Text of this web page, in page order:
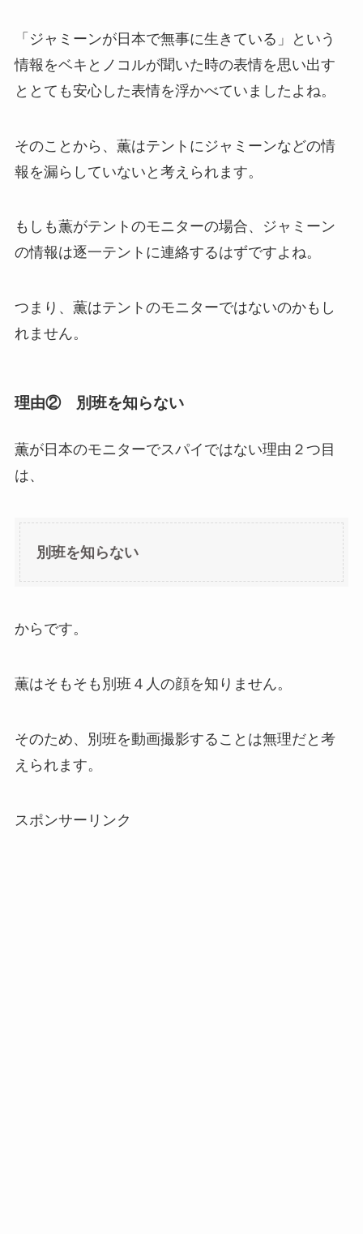
「ジャミーンが日本で無事に生きている」という
情報をベキとノコルが聞いた時の表情を思い出す
ととても安心した表情を浮かべていましたよね。
そのことから、薫はテントにジャミーンなどの情
報を漏らしていないと考えられます。
もしも薫がテントのモニターの場合、ジャミーン
の情報は逐一テントに連絡するはずですよね。
つまり、薫はテントのモニターではないのかもし
れません。
理由② 別班を知らない
薫が日本のモニターでスパイではない理由２つ目
は、
別班を知らない
からです。
薫はそもそも別班４人の顔を知りません。
そのため、別班を動画撮影することは無理だと考
えられます。
スポンサーリンク